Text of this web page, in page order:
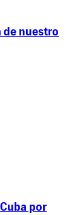
de nuestro
por